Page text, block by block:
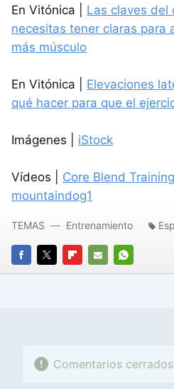
En Vitónica | Las claves del
necesitas tener claras para
más músculo
En Vitónica | Elevaciones
qué hacer para que el
Imágenes | iStock
Vídeos | Core Blend
mountaindog1
FACEBOOK
TWITTERFLIPBOARD
E-
WHATSAPP
TEMAS Entrenamiento
Comentarios cerrados